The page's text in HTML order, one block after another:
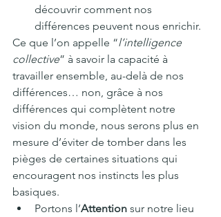
découvrir comment nos
différences peuvent nous enrichir.
Ce que l’on appelle “l’intelligence
collective” à savoir la capacité à
travailler ensemble, au-delà de nos
différences… non, grâce à nos
différences qui complètent notre
vision du monde, nous serons plus en
mesure d’éviter de tomber dans les
pièges de certaines situations qui
encouragent nos instincts les plus
basiques.
Portons l’Attention sur notre lieu